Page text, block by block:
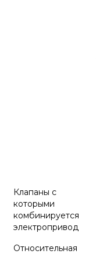
Клапаны с
которыми
комбинируется
электропривод
Относительная